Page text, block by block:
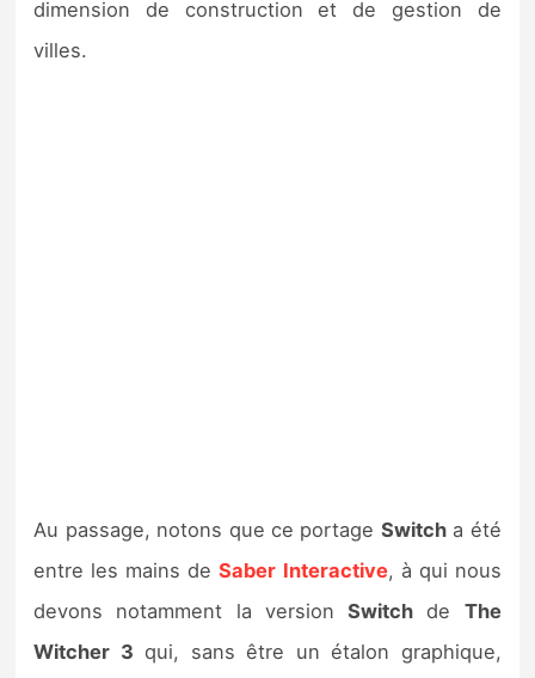
dimension de construction et de gestion de
villes.
Au passage, notons que ce portage Switcha été
entre les mains deSaber Interactive, à qui nous
devons notamment la versionSwitch de The
Witcher 3 qui, sans être un étalon graphique,